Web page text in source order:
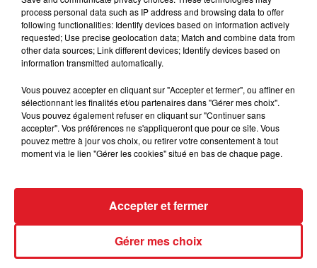
RADIO
process personal data such as IP address and browsing data to offer
following functionalities: Identify devices based on information actively
requested; Use precise geolocation data; Match and combine data from
other data sources; Link different devices; Identify devices based on
information transmitted automatically.
Vous pouvez accepter en cliquant sur "Accepter et fermer", ou affiner en
sélectionnant les finalités et/ou partenaires dans "Gérer mes choix".
Vous pouvez également refuser en cliquant sur "Continuer sans
accepter". Vos préférences ne s'appliqueront que pour ce site. Vous
pouvez mettre à jour vos choix, ou retirer votre consentement à tout
moment via le lien "Gérer les cookies" situé en bas de chaque page.
Gérer mes choix
Accepter et fermer